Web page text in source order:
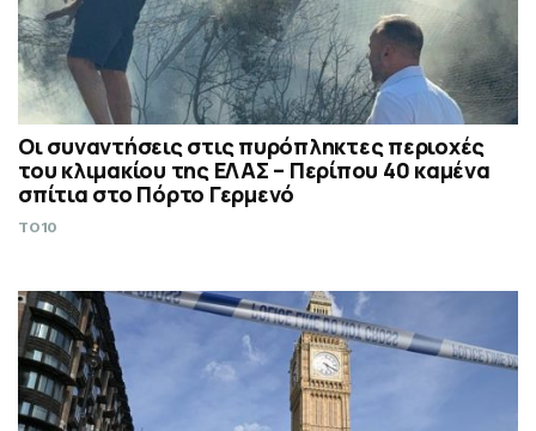
Οι συναντήσεις στις πυρόπληκτες περιοχές
του κλιμακίου της ΕΛΑΣ – Περίπου 40 καμένα
σπίτια στο Πόρτο Γερμενό
TO10